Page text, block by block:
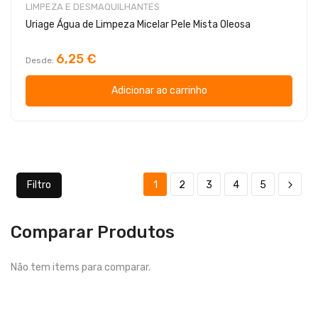
LIMPEZA E DESMAQUILHANTES
Uriage Água de Limpeza Micelar Pele Mista Oleosa
Desde 6,25 €
Adicionar ao carrinho
Filtro 1 2 3 4 5
Comparar Produtos
Não tem items para comparar.